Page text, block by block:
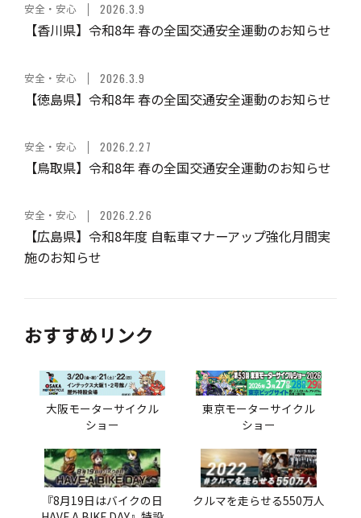
安全・安心 2026.3.9
【香川県】令和8年 春の全国交通安全運動のお知らせ
安全・安心 2026.3.9
【徳島県】令和8年 春の全国交通安全運動のお知らせ
安全・安心 2026.2.27
【鳥取県】令和8年 春の全国交通安全運動のお知らせ
安全・安心 2026.2.26
【広島県】令和8年度 自転車マナーアップ強化月間実
施のお知らせ
おすすめリンク
大阪モーターサイクル
ショー
東京モーターサイクル
ショー
『8月19日はバイクの日
クルマを走らせる550万人